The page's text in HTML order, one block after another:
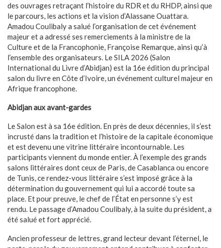
des ouvrages retraçant l’histoire du RDR et du RHDP, ainsi que
le parcours, les actions et la vision d’Alassane Ouattara.
Amadou Coulibaly a salué l’organisation de cet événement
majeur et a adressé ses remerciements à la ministre de la
Culture et de la Francophonie, Françoise Remarque, ainsi qu’à
l’ensemble des organisateurs. Le SILA 2026 (Salon
International du Livre d’Abidjan) est la 16e édition du principal
salon du livre en Côte d’Ivoire, un événement culturel majeur en
Afrique francophone.
Abidjan aux avant-gardes
Le Salon est à sa 16e édition. En près de deux décennies, il s’est
incrusté dans la tradition et l’histoire de la capitale économique
et est devenu une vitrine littéraire incontournable. Les
participants viennent du monde entier. À l’exemple des grands
salons littéraires dont ceux de Paris, de Casablanca ou encore
de Tunis, ce rendez-vous littéraire s’est imposé grâce à la
détermination du gouvernement qui lui a accordé toute sa
place. Et pour preuve, le chef de l’État en personne s’y est
rendu. Le passage d’Amadou Coulibaly, à la suite du président, a
été salué et fort apprécié.
Ancien professeur de lettres, grand lecteur devant l’éternel, le